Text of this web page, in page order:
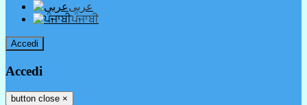
عربى
ਪੰਜਾਬੀ
Accedi
Accedi
button close ×